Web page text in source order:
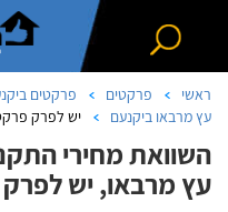
ראשי פרקטים פרקטים
עץ מרבאו ביקנעם
יש לפרק
השוואת מחירי
עץ מרבאו, יש